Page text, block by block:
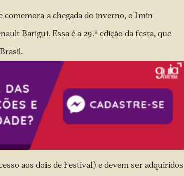
comemora a chegada do inverno, o Imin
Barigui. Essa é a 29.ª edição da festa, que
aos dois de Festival) e devem ser adquiridos